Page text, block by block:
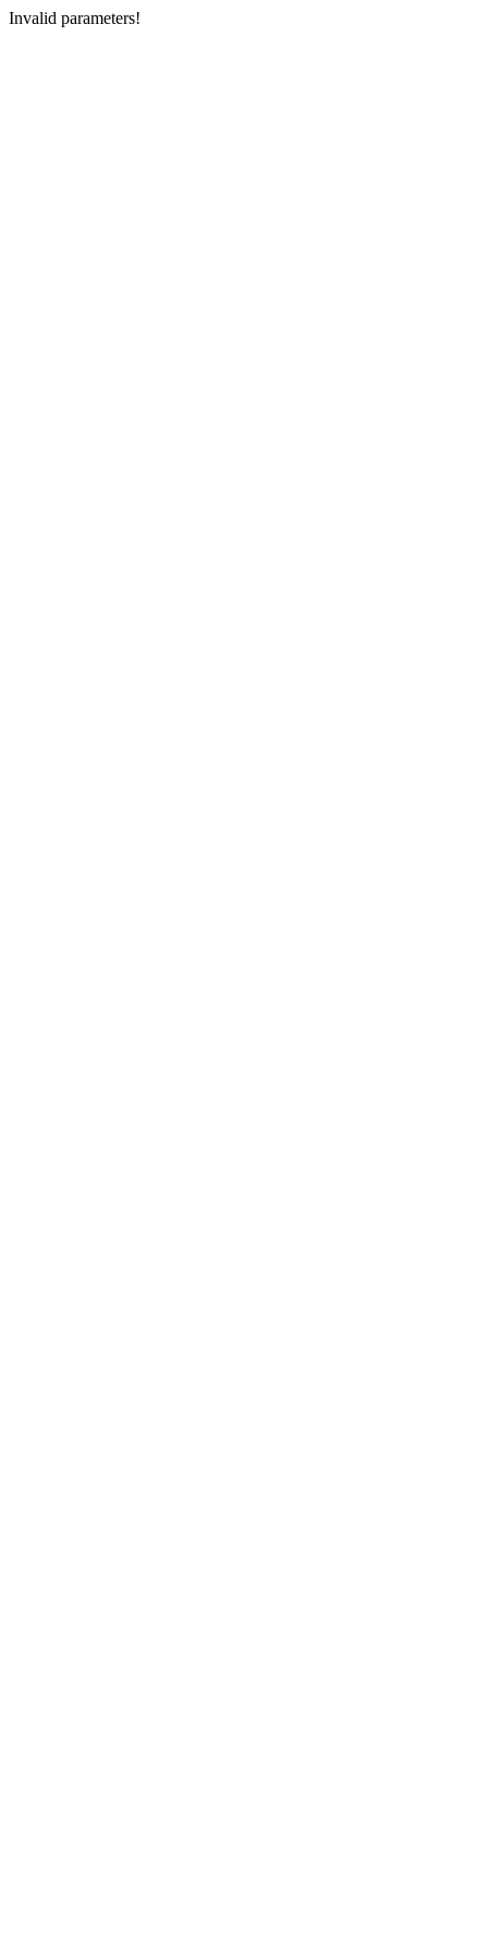
Invalid parameters!